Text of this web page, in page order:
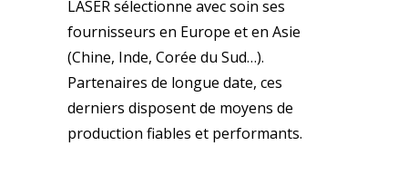
LASER sélectionne avec soin ses
fournisseurs en Europe et en Asie
(Chine, Inde, Corée du Sud…).
Partenaires de longue date, ces
derniers disposent de moyens de
production fiables et performants.